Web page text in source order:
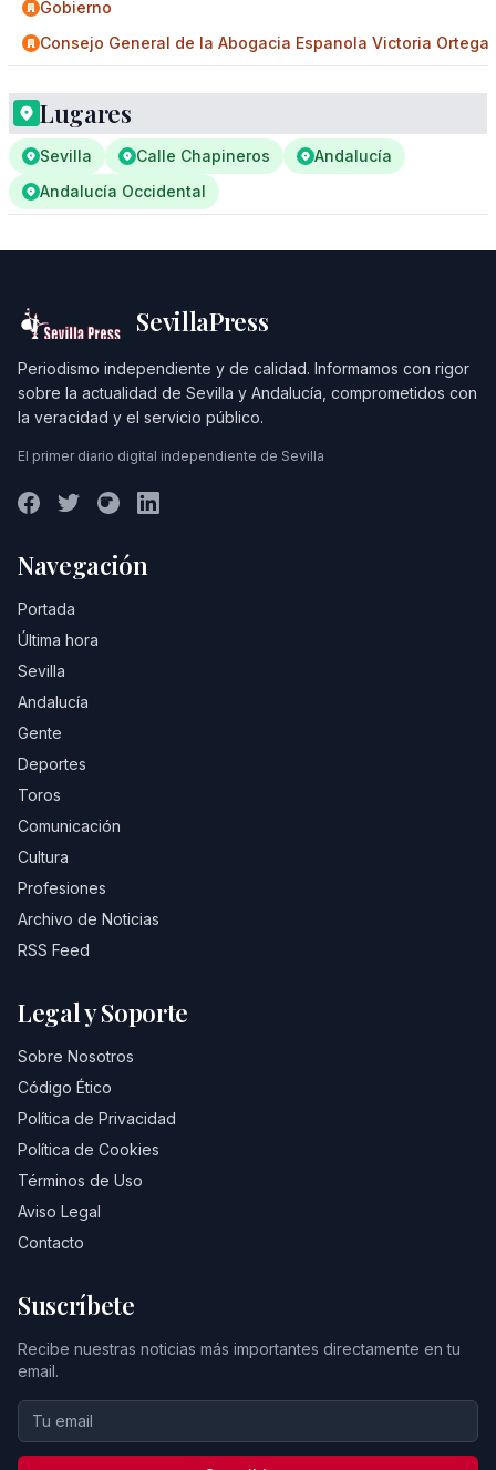
Gobierno
Consejo General de la Abogacia Espanola Victoria Ortega
Lugares
Sevilla Calle Chapineros
Andalucía
Andalucía Occidental
SevillaPress
Periodismo independiente y de calidad. Informamos con rigor
sobre la actualidad de Sevilla y Andalucía, comprometidos con
la veracidad y el servicio público.
El primer diario digital independiente de Sevilla
Navegación
Portada
Última hora
Sevilla
Andalucía
Gente
Deportes
Toros
Comunicación
Cultura
Profesiones
Archivo de Noticias
RSS Feed
Legal y Soporte
Sobre Nosotros
Código Ético
Política de Privacidad
Política de Cookies
Términos de Uso
Aviso Legal
Contacto
Suscríbete
Recibe nuestras noticias más importantes directamente en tu
email.